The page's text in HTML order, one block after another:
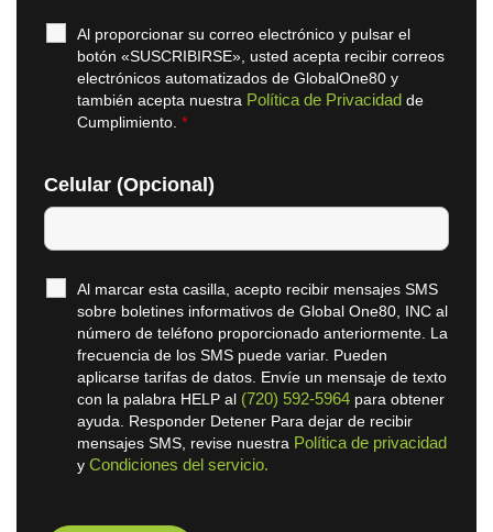
Al proporcionar su correo electrónico y pulsar el
botón «SUSCRIBIRSE», usted acepta recibir correos
electrónicos automatizados de GlobalOne80 y
también acepta nuestra Política de Privacidad de
Cumplimiento. *
Celular (Opcional)
Al marcar esta casilla, acepto recibir mensajes SMS
sobre boletines informativos de Global One80, INC al
número de teléfono proporcionado anteriormente. La
frecuencia de los SMS puede variar. Pueden
aplicarse tarifas de datos. Envíe un mensaje de texto
con la palabra HELP al (720) 592-5964 para obtener
ayuda. Responder Detener Para dejar de recibir
mensajes SMS, revise nuestra Política de privacidad
y Condiciones del servicio.